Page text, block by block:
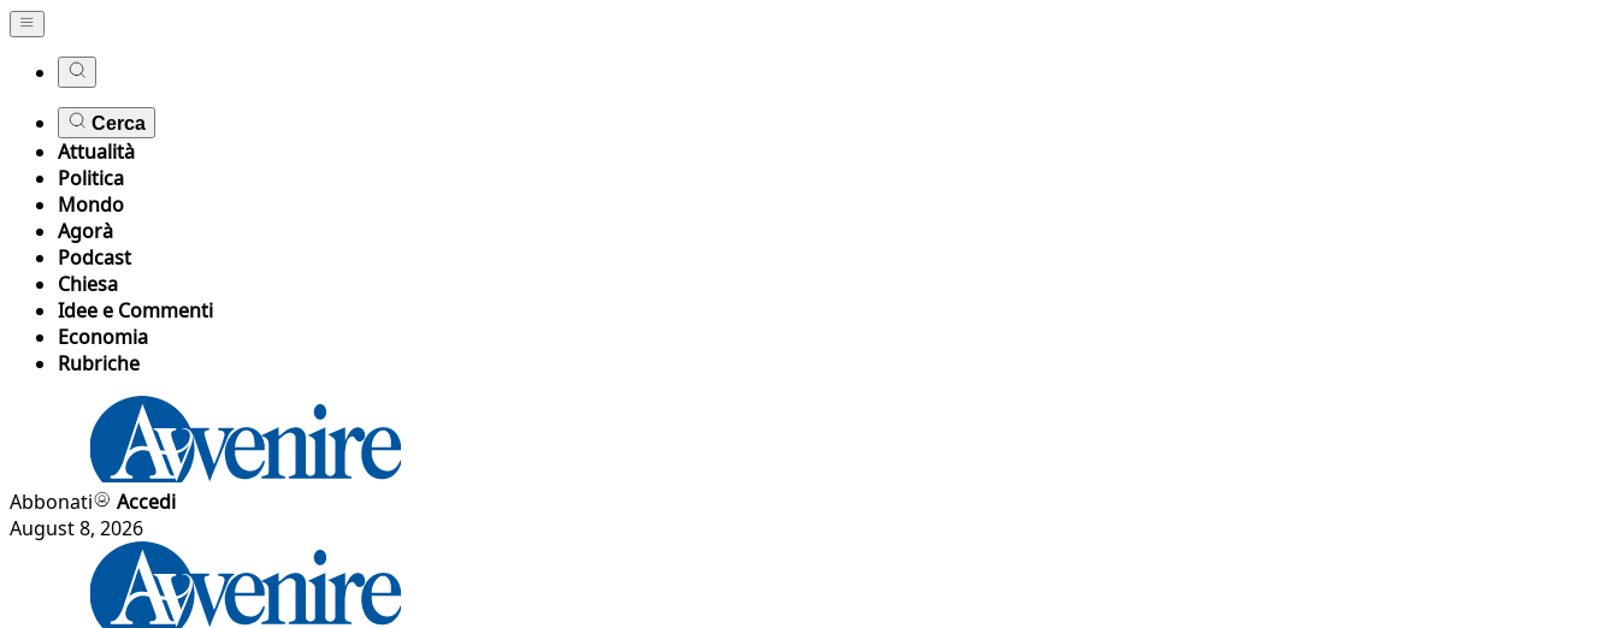
Cerca
Attualità
Politica
Mondo
Agorà
Podcast
Chiesa
Idee e Commenti
Economia
Rubriche
Abbonati
Accedi
August 8, 2026